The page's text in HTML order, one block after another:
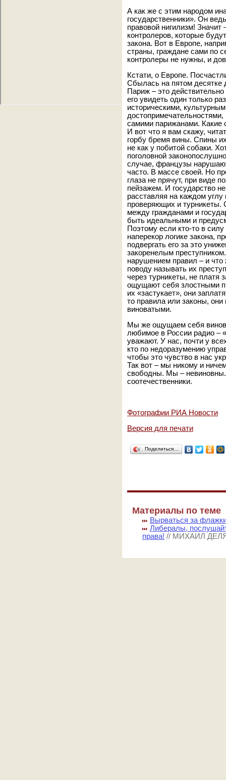
А как же с этим народом
государственники». Он
правовой нигилизм! Значит
контролеров, которые
закона. Вот в Европе,
страны, граждане сами по
контролеры не нужны, и
Кстати, о Европе.
Сбылась на пятом десятке
Париж – это действительно
его увидеть один только
историческими,
самими парижанами. Какие
И вот что я вам скажу,
горбу бремя вины. Спины
не как у побитой собаки.
поголовной
случае, французы
часто. В массе своей. Но
глаза не прячут, при виде
пейзажем. И государство
расставляя на каждом
проверяющих и турникеты.
между гражданами и
быть идеальными и
Поэтому если кто-то в
наперекор логике закона,
подвергать его за это
закоренелым
нарушением правил – и что
поводу называть их
через турникеты, не платя
ощущают себя злостными
их «застукает», они
то правила или законы,
виноватыми.
Мы же ощущаем себя
любимое в России радио –
уважают. У нас, почти у
кто по недоразумению
чтобы это чувство в нас
Так вот – мы никому и
свободны. Мы – невиновны.
соотечественники.
Фотографии РИА Новости
Версия для печати
Поделиться…
Материалы по теме
Вырваться за
Либералы,
права! // МИХАИЛ